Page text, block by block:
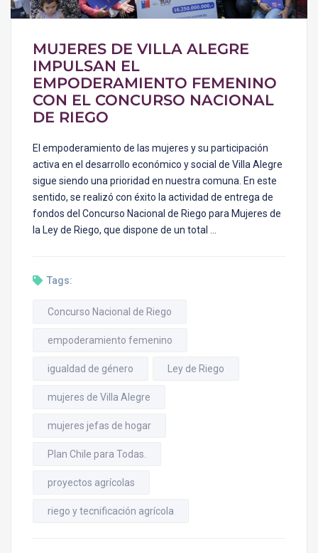
MUJERES DE VILLA ALEGRE
IMPULSAN EL
EMPODERAMIENTO FEMENINO
CON EL CONCURSO NACIONAL
DE RIEGO
El empoderamiento de las mujeres y su participación
activa en el desarrollo económico y social de Villa Alegre
sigue siendo una prioridad en nuestra comuna. En este
sentido, se realizó con éxito la actividad de entrega de
fondos del Concurso Nacional de Riego para Mujeres de
la Ley de Riego, que dispone de un total …
Tags:
Concurso Nacional de Riego
empoderamiento femenino
igualdad de género Ley de Riego
mujeres de Villa Alegre
mujeres jefas de hogar
Plan Chile para Todas.
proyectos agrícolas
riego y tecnificación agrícola